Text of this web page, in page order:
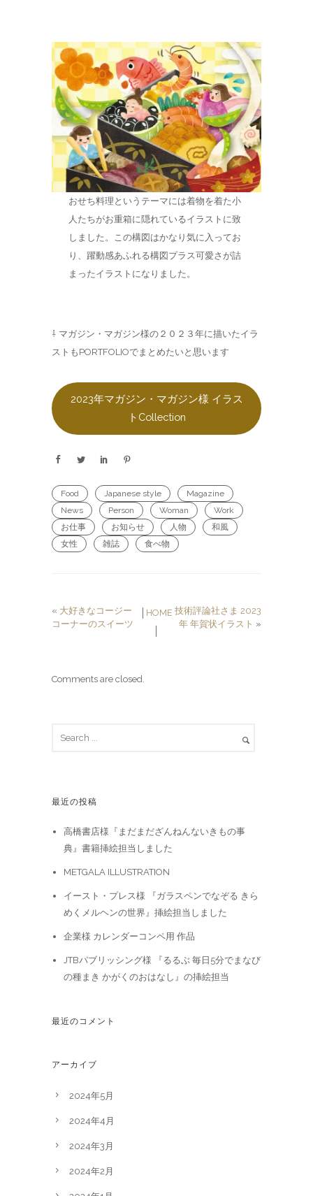
おせち料理というテーマには着物を着た小
人たちがお重箱に隠れているイラストに致
しました。この構図はかなり気に入ってお
り、躍動感あふれる構図プラス可愛さが詰
まったイラストになりました。
⇩ マガジン・マガジン様の２０２３年に描いたイラ
ストもPORTFOLIOでまとめたいと思います
2023年マガジン・マガジン様 イラス
トCollection
Food Japanese style
Magazine
News
Person Woman
Work
お仕事
お知らせ 人物
和風
女性
雑誌 食べ物
« 大好きなコージー
コーナーのスイーツ
HOME 技術評論社さま 2023
年 年賀状イラスト »
Comments are closed.
最近の投稿
高橋書店様『まだまだざんねんないきもの事
典』書籍挿絵担当しました
METGALA ILLUSTRATION
イースト・プレス様 『ガラスペンでなぞる きら
めくメルヘンの世界』挿絵担当しました
企業様 カレンダーコンペ用 作品
JTBパブリッシング様 『るるぶ 毎日5分でまなび
の種まき かがくのおはなし』の挿絵担当
最近のコメント
アーカイブ
2024年5月
2024年4月
2024年3月
2024年2月